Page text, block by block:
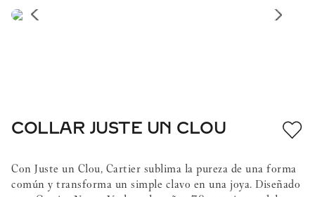
COLLAR JUSTE UN CLOU
Con Juste un Clou, Cartier sublima la pureza de una forma
común y transforma un simple clavo en una joya. Diseñado